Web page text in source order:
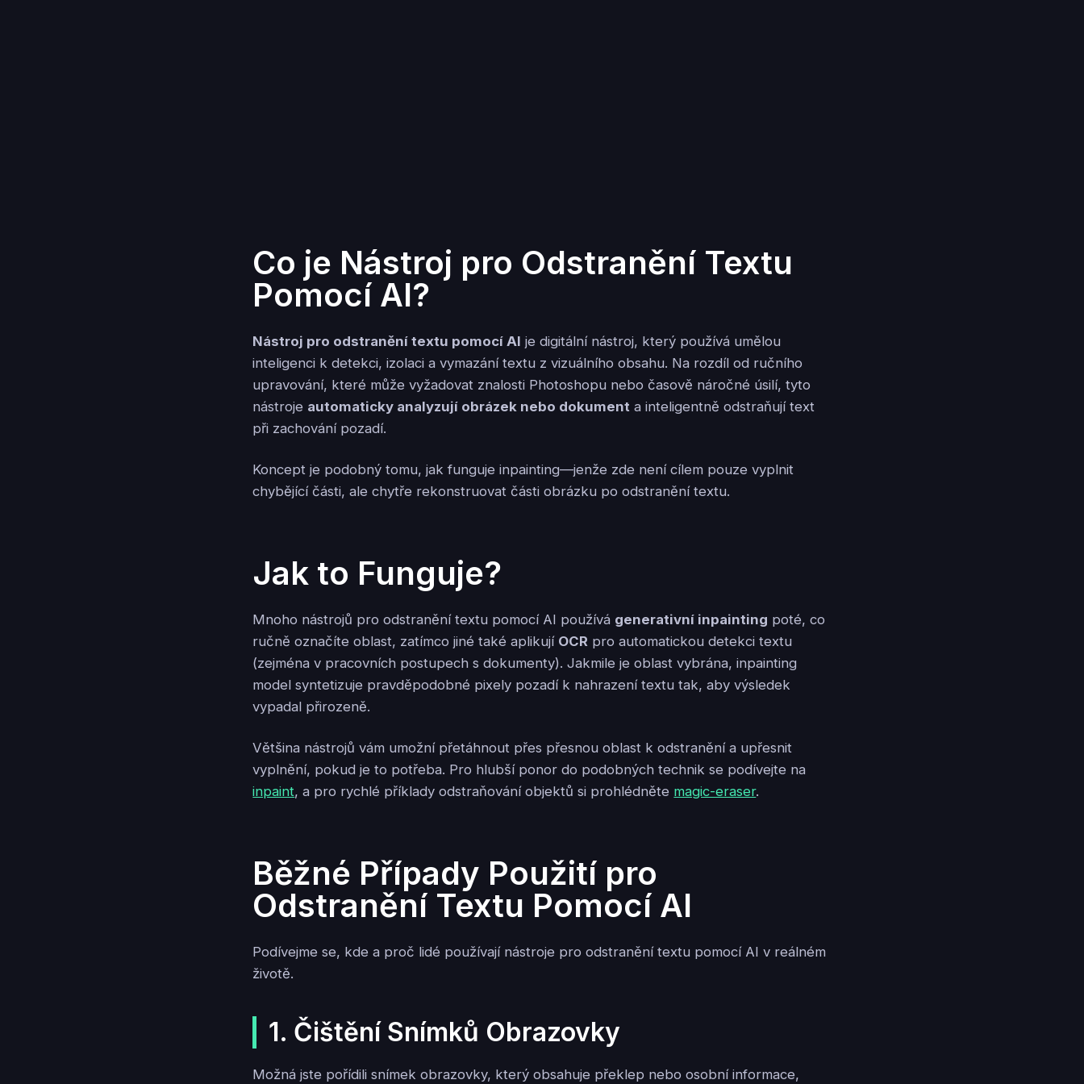
Co je Nástroj pro Odstranění Textu
Pomocí AI?
Nástroj pro odstranění textu pomocí AI je digitální nástroj, který používá umělou
inteligenci k detekci, izolaci a vymazání textu z vizuálního obsahu. Na rozdíl od ručního
upravování, které může vyžadovat znalosti Photoshopu nebo časově náročné úsilí, tyto
nástroje automaticky analyzují obrázek nebo dokument a inteligentně odstraňují text
při zachování pozadí.
Koncept je podobný tomu, jak funguje inpainting—jenže zde není cílem pouze vyplnit
chybějící části, ale chytře rekonstruovat části obrázku po odstranění textu.
Jak to Funguje?
Mnoho nástrojů pro odstranění textu pomocí AI používá generativní inpainting poté, co
ručně označíte oblast, zatímco jiné také aplikují OCR pro automatickou detekci textu
(zejména v pracovních postupech s dokumenty). Jakmile je oblast vybrána, inpainting
model syntetizuje pravděpodobné pixely pozadí k nahrazení textu tak, aby výsledek
vypadal přirozeně.
Většina nástrojů vám umožní přetáhnout přes přesnou oblast k odstranění a upřesnit
vyplnění, pokud je to potřeba. Pro hlubší ponor do podobných technik se podívejte na
inpaint, a pro rychlé příklady odstraňování objektů si prohlédněte magic-eraser.
Běžné Případy Použití pro
Odstranění Textu Pomocí AI
Podívejme se, kde a proč lidé používají nástroje pro odstranění textu pomocí AI v reálném
životě.
1. Čištění Snímků Obrazovky
Možná jste pořídili snímek obrazovky, který obsahuje překlep nebo osobní informace,